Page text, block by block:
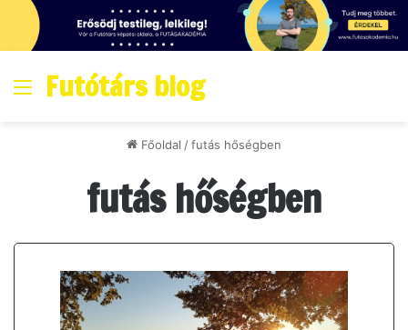
Menő
Futótárs blog
Főoldal /futás hőségben
futás hőségben